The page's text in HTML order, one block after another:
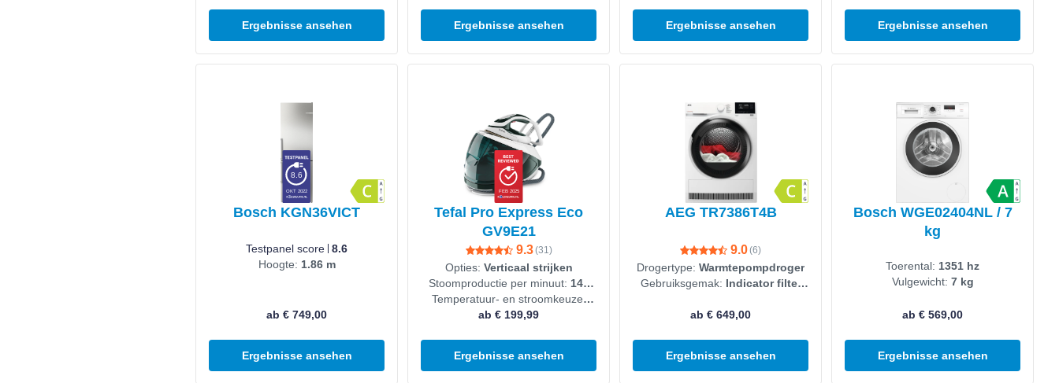
Ergebnisse ansehen Ergebnisse ansehen Ergebnisse ansehen Ergebnisse ansehen
8.6
OKT 2022
Bosch KGN36VICT
Testpanel score 8.6
Hoogte: 1.86 m
ab € 749,00
Ergebnisse ansehen
FEB 2025
Tefal Pro Express Eco
GV9E21
9.3(31 )
Opties: Verticaal strijken
Stoomproductie per minuut: 140
g/min
Temperatuur- en stroomkeuze:
Handmatig
ab € 199,99
Ergebnisse ansehen
AEG TR7386T4B
9.0(6)
Drogertype: Warmtepompdroger
Gebruiksgemak: Indicator filter
ab € 649,00
Ergebnisse ansehen
Bosch WGE02404NL / 7
kg
Toerental: 1351 hz
Vulgewicht: 7 kg
ab € 569,00
Ergebnisse ansehen